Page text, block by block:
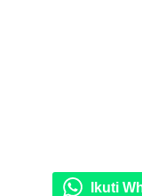
Ikuti